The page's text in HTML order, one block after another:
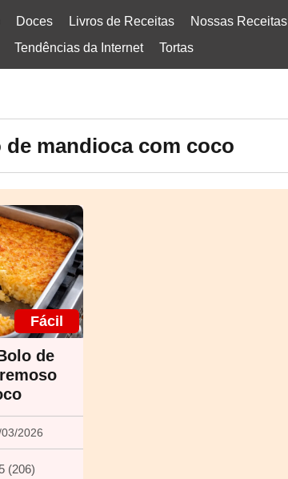
Doces Livros de Receitas Nossas Receitas
Tendências da Internet Tortas
mandioca com coco
Fácil
de
2026
5 (206)